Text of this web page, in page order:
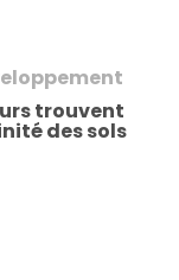
trouvent
des sols